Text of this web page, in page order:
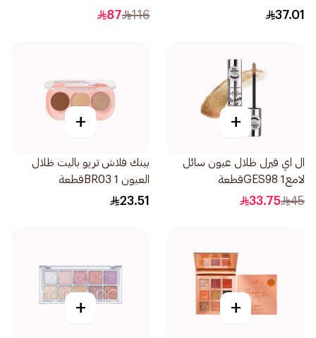
37.01
116
87
+
ال اي قيرل ظلال عيون سائل
لامعGES98 1قطعة
45
33.75
+
بينك فلاش تريو باليت ظلال
العيون BR03 1قطعة
23.51
+
+